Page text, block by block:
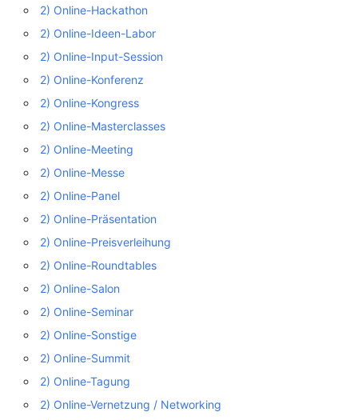
2) Online-Hackathon
2) Online-Ideen-Labor
2) Online-Input-Session
2) Online-Konferenz
2) Online-Kongress
2) Online-Masterclasses
2) Online-Meeting
2) Online-Messe
2) Online-Panel
2) Online-Präsentation
2) Online-Preisverleihung
2) Online-Roundtables
2) Online-Salon
2) Online-Seminar
2) Online-Sonstige
2) Online-Summit
2) Online-Tagung
2) Online-Vernetzung / Networking